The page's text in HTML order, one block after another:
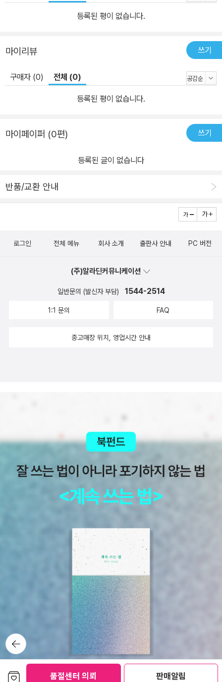
품절센터 의뢰 판매알림
등록된 평이 없습니다.
마이리뷰 쓰기
구매자 (0) 전체 (0)
등록된 평이 없습니다.
마이페이퍼 (0편) 쓰기
등록된 글이 없습니다
반품/교환 안내
뒤로가
기
로그인 전체 메뉴 회사 소개 출판사 안내 PC 버전
(주)알라딘커뮤니케이션
일반문의 (발신자 부담) 1544-2514
1:1 문의 FAQ
중고매장 위치, 영업시간 안내